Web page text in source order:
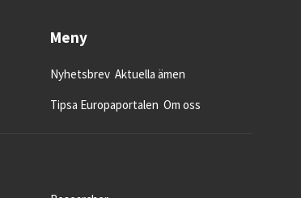
Meny
Nyhetsbrev Aktuella ämen
Tipsa Europaportalen Om oss